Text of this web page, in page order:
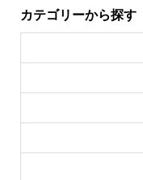
カテゴリーから探す